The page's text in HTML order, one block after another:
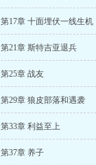
第17章 十面埋伏一线生机
第21章 斯特吉亚退兵
第25章 战友
第29章 狼皮部落和遇袭
第33章 利益至上
第37章 养子